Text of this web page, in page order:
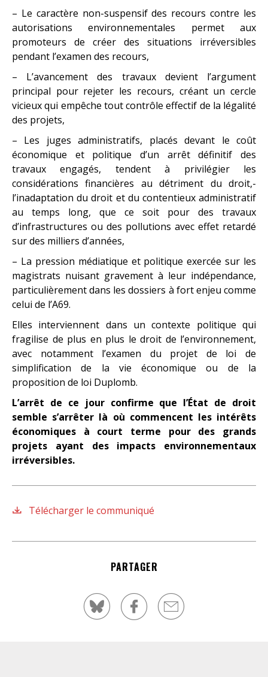
– Le caractère non-suspensif des recours contre les
autorisations environnementales permet aux
promoteurs de créer des situations irréversibles
pendant l’examen des recours,
– L’avancement des travaux devient l’argument
principal pour rejeter les recours, créant un cercle
vicieux qui empêche tout contrôle effectif de la légalité
des projets,
– Les juges administratifs, placés devant le coût
économique et politique d’un arrêt définitif des
travaux engagés, tendent à privilégier les
considérations financières au détriment du droit,-
l’inadaptation du droit et du contentieux administratif
au temps long, que ce soit pour des travaux
d’infrastructures ou des pollutions avec effet retardé
sur des milliers d’années,
– La pression médiatique et politique exercée sur les
magistrats nuisant gravement à leur indépendance,
particulièrement dans les dossiers à fort enjeu comme
celui de l’A69.
Elles interviennent dans un contexte politique qui
fragilise de plus en plus le droit de l’environnement,
avec notamment l’examen du projet de loi de
simplification de la vie économique ou de la
proposition de loi Duplomb.
L’arrêt de ce jour confirme que l’État de droit
semble s’arrêter là où commencent les intérêts
économiques à court terme pour des grands
projets ayant des impacts environnementaux
irréversibles.
Télécharger le communiqué
PARTAGER